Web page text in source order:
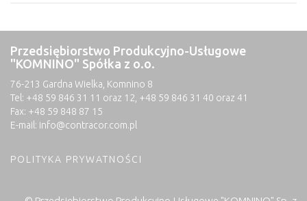
Przedsiębiorstwo Produkcyjno-Usługowe
"KOMNINO" Spółka z o.o.
76-213 Gardna Wielka, Komnino 8
Tel: +48 59 846 31 11 oraz 12, +48 59 846 31 40 oraz 41
Fax: +48 59 848 87 15
E-mail: info@contracor.com.pl
POLITYKA PRYWATNOŚCI